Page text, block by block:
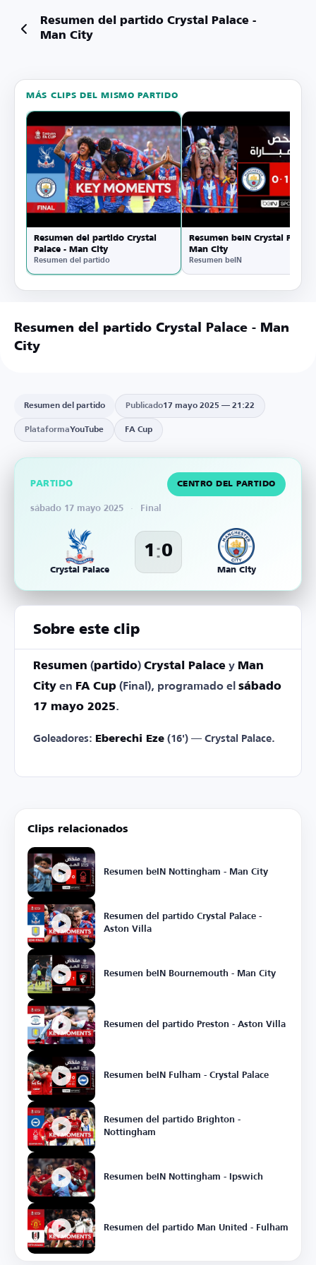
Resumen del partido Crystal Palace -
Man City
Ver en
YouTube
MÁS CLIPS DEL MISMO PARTIDO
Resumen del partido Crystal
Palace - Man City
Resumen del partido
Resumen beIN Crystal Palace
Man City
Resumen beIN
Resumen del partido Crystal Palace - Man
City
Resumen del partido Publicado17 mayo 2025 — 21:22
PlataformaYouTube FA Cup
PARTIDO CENTRO DEL PARTIDO
sábado 17 mayo 2025 · Final
Crystal Palace
1 :0
Man City
Sobre este clip
Resumen (partido) Crystal Palace y Man
City en FA Cup (Final), programado el sábado
17 mayo 2025.
Goleadores: Eberechi Eze (16') — Crystal Palace.
Clips relacionados
Resumen beIN Nottingham - Man City
Resumen del partido Crystal Palace -
Aston Villa
Resumen beIN Bournemouth - Man City
Resumen del partido Preston - Aston Villa
Resumen beIN Fulham - Crystal Palace
Resumen del partido Brighton -
Nottingham
Resumen beIN Nottingham - Ipswich
Resumen del partido Man United - Fulham